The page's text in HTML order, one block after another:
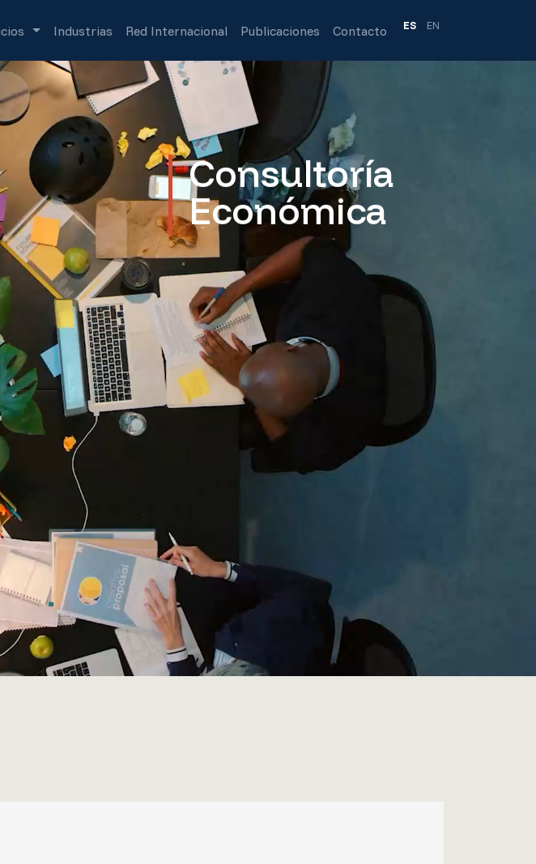
Industrias Red Internacional Publicaciones Contacto ES EN
Consultoría
Económica